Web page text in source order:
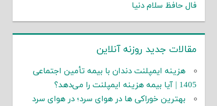
فال حافظ سلام دنیا
مقالات جدید روزنه آنلاین
هزینه ایمپلنت دندان با بیمه تأمین اجتماعی
1405 | آیا بیمه هزینه ایمپلنت را می‌دهد؟
بهترین خوراکی ها در هوای سرد؛ در هوای سرد